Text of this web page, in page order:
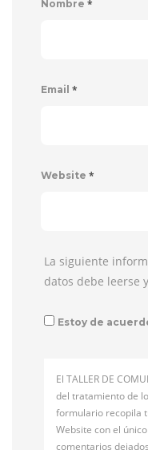
Nombre *
Email *
Website *
La siguiente
datos debe leerse
Estoy de
El TALLER DE
del tratamiento de
formulario recopila
Website con el
comentarios